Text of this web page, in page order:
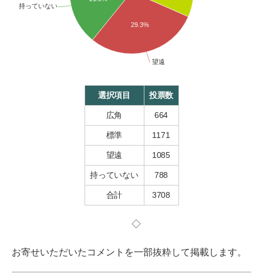
29.3%
望遠
持っていない
選択項目 投票数
広角 664
標準 1171
望遠 1085
持っていない 788
合計 3708
◇
お寄せいただいたコメントを一部抜粋して掲載します。